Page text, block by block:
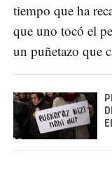
tiempo que ha
que uno tocó el
un puñetazo que